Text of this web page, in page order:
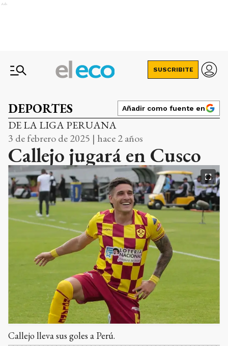
Ads
SUSCRIBITE
DEPORTES Añadir como fuente en
DE LA LIGA PERUANA
3 de febrero de 2025 | hace 2 años
Callejo jugará en Cusco
Callejo lleva sus goles a Perú.